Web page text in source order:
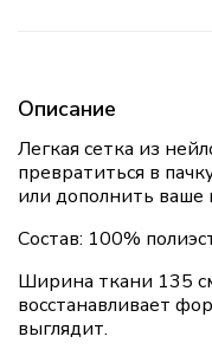
Описание
Легкая сетка из
превратиться в
или дополнить ваше
Состав: 100%
Ширина ткани 135
восстанавливает
выглядит.